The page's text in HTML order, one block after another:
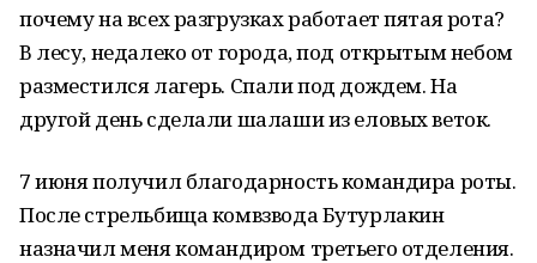
почему на всех разгрузках работает пятая рота?
В лесу, недалеко от города, под открытым небом
разместился лагерь. Спали под дождем. На
другой день сделали шалаши из еловых веток.
7 июня получил благодарность командира роты.
После стрельбища комвзвода Бутурлакин
назначил меня командиром третьего отделения.